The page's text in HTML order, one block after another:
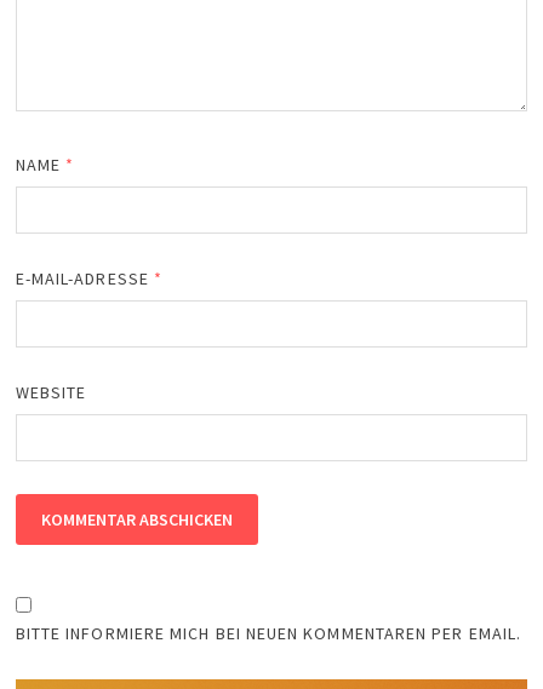
NAME *
E-MAIL-ADRESSE *
WEBSITE
BITTE INFORMIERE MICH BEI NEUEN KOMMENTAREN PER EMAIL.